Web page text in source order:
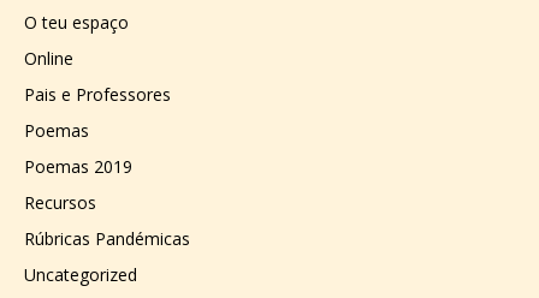
O teu espaço
Online
Pais e Professores
Poemas
Poemas 2019
Recursos
Rúbricas Pandémicas
Uncategorized